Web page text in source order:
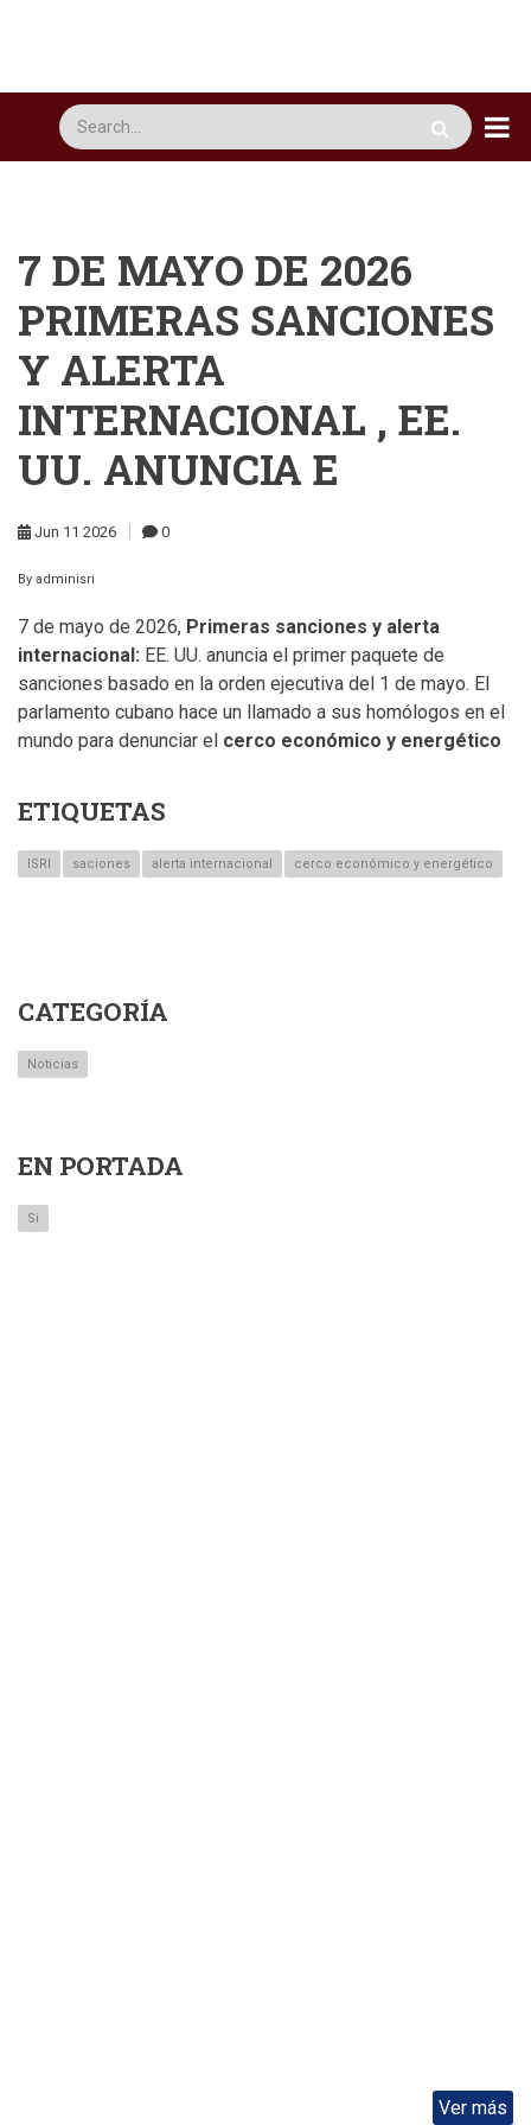
principal
7 DE MAYO DE 2026
PRIMERAS SANCIONES
Y ALERTA
INTERNACIONAL , EE.
UU. ANUNCIA E
Jun 11 2026 0
By adminisri
7 de mayo de 2026, Primeras sanciones y alerta
internacional: EE. UU. anuncia el primer paquete de
sanciones basado en la orden ejecutiva del 1 de mayo. El
parlamento cubano hace un llamado a sus homólogos en el
mundo para denunciar el cerco económico y energético
ETIQUETAS
ISRI saciones alerta internacional cerco económico y energético
CATEGORÍA
Noticias
EN PORTADA
Si
Ver más